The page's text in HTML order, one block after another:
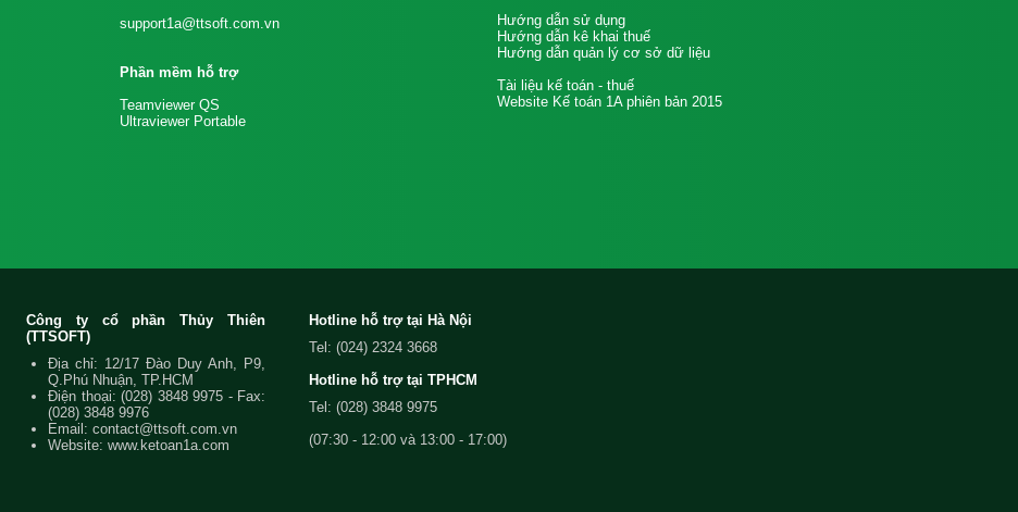
support1a@ttsoft.com.vn
Phần mềm hỗ trợ
Teamviewer QS
Ultraviewer Portable
Hướng dẫn sử dụng
Hướng dẫn kê khai thuế
Hướng dẫn quản lý cơ sở dữ liệu
Tài liệu kế toán - thuế
Website Kế toán 1A phiên bản 2015
Công ty cổ phần Thủy Thiên
(TTSOFT)
Địa chỉ: 12/17 Đào Duy Anh, P9,
Q.Phú Nhuận, TP.HCM
Điện thoại: (028) 3848 9975 - Fax:
(028) 3848 9976
Email: contact@ttsoft.com.vn
Website: www.ketoan1a.com
Hotline hỗ trợ tại Hà Nội
Tel: (024) 2324 3668
Hotline hỗ trợ tại TPHCM
Tel: (028) 3848 9975
(07:30 - 12:00 và 13:00 - 17:00)